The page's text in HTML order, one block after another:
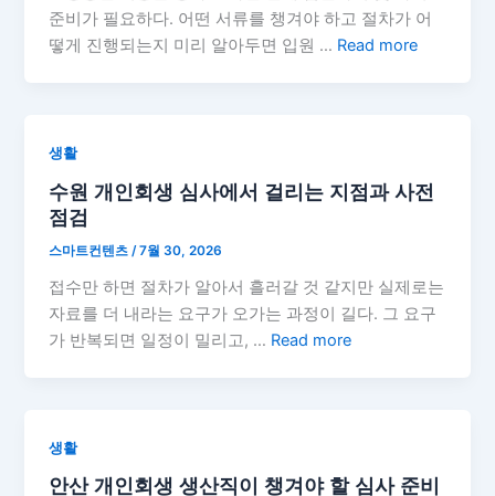
준비가 필요하다. 어떤 서류를 챙겨야 하고 절차가 어
떻게 진행되는지 미리 알아두면 입원 … Read more
생활
수원 개인회생 심사에서 걸리는 지점과 사전
점검
스마트컨텐츠/7월 30, 2026
접수만 하면 절차가 알아서 흘러갈 것 같지만 실제로는
자료를 더 내라는 요구가 오가는 과정이 길다. 그 요구
가 반복되면 일정이 밀리고, … Read more
생활
안산 개인회생 생산직이 챙겨야 할 심사 준비